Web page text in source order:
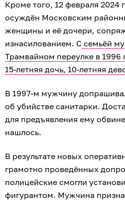
Кроме того, 12 февраля 2024
осуждён Московским
женщины и её дочери,
изнасилованием. С семьёй
Трамвайном переулке в 1996
15-летняя дочь, 10-летняя
В 1997-м мужчину
об убийстве санитарки.
для предъявления ему
нашлось.
В результате новых
грамотно проведённых
полицейские смогли
фигурантом. Мужчина